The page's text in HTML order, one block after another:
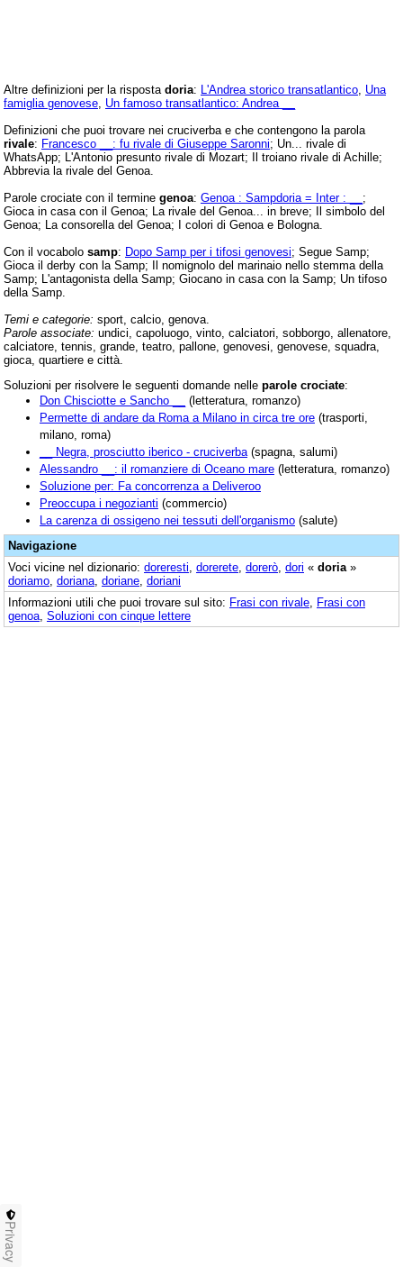
Altre definizioni per la risposta doria: L'Andrea storico transatlantico Una
famiglia genovese Un famoso transatlantico: Andrea __
Definizioni che puoi trovare nei cruciverba e che contengono la parola
rivale: Francesco __: fu rivale di Giuseppe Saronni; Un... rivale di
WhatsApp; L'Antonio presunto rivale di Mozart; Il troiano rivale di Achille;
Abbrevia la rivale del Genoa.
Parole crociate con il termine genoa: Genoa : Sampdoria = Inter : __ ;
Gioca in casa con il Genoa; La rivale del Genoa... in breve; Il simbolo del
Genoa; La consorella del Genoa; I colori di Genoa e Bologna.
Con il vocabolo samp: Dopo Samp per i tifosi genovesi; Segue Samp;
Gioca il derby con la Samp; Il nomignolo del marinaio nello stemma della
Samp; L'antagonista della Samp; Giocano in casa con la Samp; Un tifoso
della Samp.
Temi e categorie: sport, calcio, genova.
Parole associate: undici, capoluogo, vinto, calciatori, sobborgo, allenatore,
calciatore, tennis, grande, teatro, pallone, genovesi, genovese, squadra,
gioca, quartiere e città.
Soluzioni per risolvere le seguenti domande nelle parole crociate:
Don Chisciotte e Sancho __
(letteratura, romanzo)
Permette di andare da Roma a Milano in circa tre ore (trasporti,
milano, roma)
__ Negra, prosciutto iberico - cruciverba (spagna, salumi)
Alessandro __: il romanziere di Oceano mare (letteratura, romanzo)
Soluzione per: Fa concorrenza a Deliveroo
Preoccupa i negozianti (commercio)
La carenza di ossigeno nei tessuti dell'organismo (salute)
Navigazione
Voci vicine nel dizionario: doreresti dorerete dorerò dori « doria »
doriamo doriana doriane doriani
Informazioni utili che puoi trovare sul sito: Frasi con rivale Frasi con
genoa Soluzioni con cinque lettere
Privacy